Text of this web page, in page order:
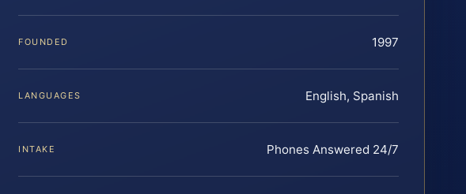
FOUNDED 1997
LANGUAGES English, Spanish
INTAKE Phones Answered 24/7